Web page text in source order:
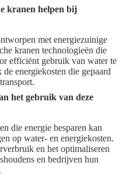
kranen helpen bij
met energiezuinige
kranen technologieën die
efficiënt gebruik van water te
energiekosten die gepaard
het gebruik van deze
die energie besparen kan
op water- en energiekosten.
en het optimaliseren
en bedrijven hun